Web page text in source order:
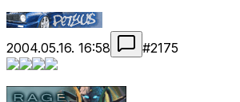
2004.05.16. 16:58 #2175